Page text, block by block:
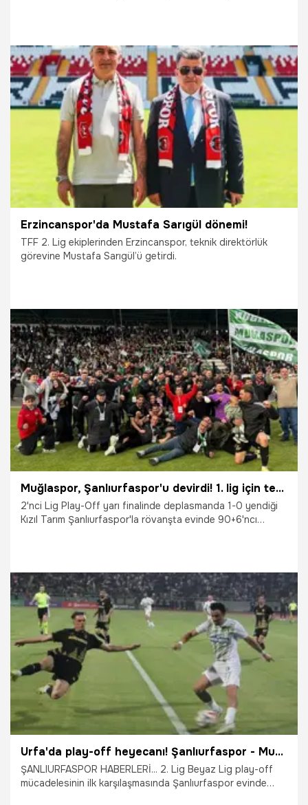
19.06.2026 Şampiy10
Erzincanspor'da Mustafa Sarıgül dönemi!
TFF 2. Lig ekiplerinden Erzincanspor, teknik direktörlük
görevine Mustafa Sarıgül’ü getirdi.
5.06.2026 Şampiy10
Muğlaspor, Şanlıurfaspor'u devirdi! 1. lig için tek maç kaldı
2'nci Lig Play-Off yarı finalinde deplasmanda 1-0 yendiği
Kızıl Tarım Şanlıurfaspor'la rövanşta evinde 90+6'ncı
5.05.2026 Şampiy10
Urfa'da play-off heyecanı! Şanlıurfaspor - Muğlaspor maçında galibiyet tek golle geldi
ŞANLIURFASPOR HABERLERİ... 2. Lig Beyaz Lig play-off
mücadelesinin ilk karşılaşmasında Şanlıurfaspor evinde